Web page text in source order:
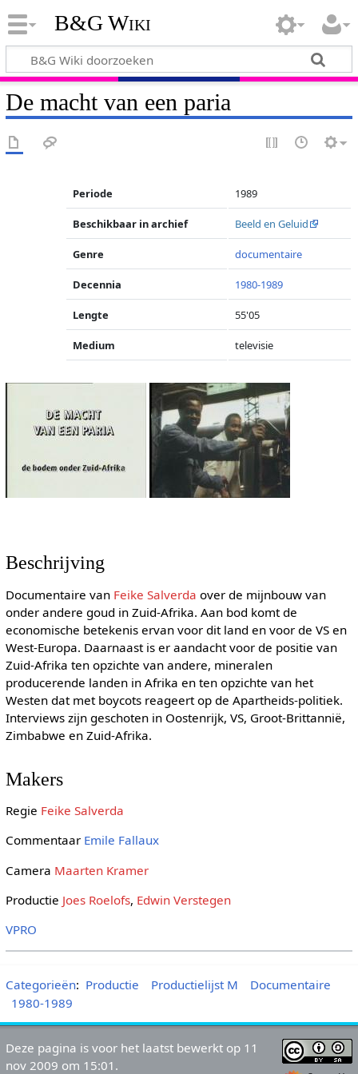
B&G Wiki
De macht van een paria
Periode 1989
Beschikbaar in archief Beeld en Geluid
Genre documentaire
Decennia 1980-1989
Lengte 55'05
Medium televisie
Beschrijving
Documentaire van Feike Salverda over de mijnbouw van
onder andere goud in Zuid-Afrika. Aan bod komt de
economische betekenis ervan voor dit land en voor de VS en
West-Europa. Daarnaast is er aandacht voor de positie van
Zuid-Afrika ten opzichte van andere, mineralen
producerende landen in Afrika en ten opzichte van het
Westen dat met boycots reageert op de Apartheids-politiek.
Interviews zijn geschoten in Oostenrijk, VS, Groot-Brittannië,
Zimbabwe en Zuid-Afrika.
Makers
Regie Feike Salverda
Commentaar Emile Fallaux
Camera Maarten Kramer
Productie Joes Roelofs, Edwin Verstegen
VPRO
Categorieën: Productie Productielijst M
Documentaire
1980-1989
Deze pagina is voor het laatst bewerkt op 11
nov 2009 om 15:01.